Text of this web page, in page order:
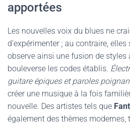
apportées
Les nouvelles voix du blues ne
d’expérimenter ; au contraire, elles
observe ainsi une fusion de styles
bouleverse les codes établis.
guitare épiques et paroles
créer une musique à la fois
nouvelle. Des artistes tels que
également des thèmes modernes,